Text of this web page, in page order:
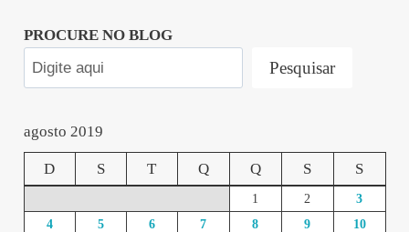
PROCURE NO BLOG
Pesquisar
agosto 2019
D S T Q Q S S
1 2
3
4
5 6 7 8 9
10